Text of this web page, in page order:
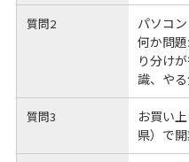
質問2
パソコ
何か問
り分け
識、や
質問3
お買い
県）で